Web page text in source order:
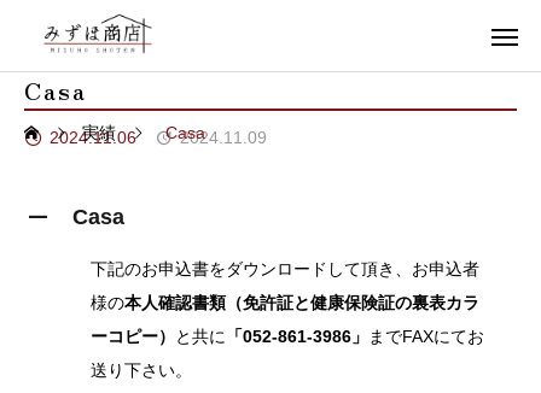
実績 Casa
Casa
2024.11.06 2024.11.09
A Casa
下記のお申込書をダウンロードして頂き、お申込者
様の本人確認書類（免許証と健康保険証の裏表カラ
ーコピー）
と共に 「052-861-3986」
までFAXにてお
送り下さい。